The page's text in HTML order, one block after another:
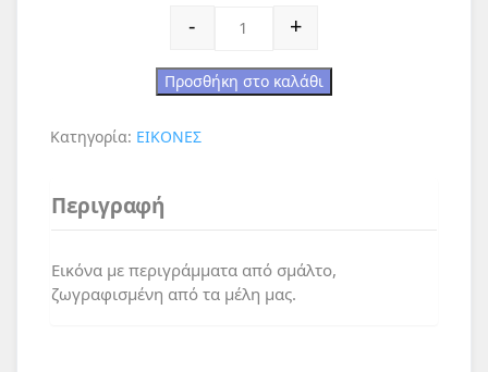
- +
Προσθήκη στο καλάθι
Κατηγορία: ΕΙΚΟΝΕΣ
Περιγραφή
Εικόνα με περιγράμματα από σμάλτο,
ζωγραφισμένη από τα μέλη μας.